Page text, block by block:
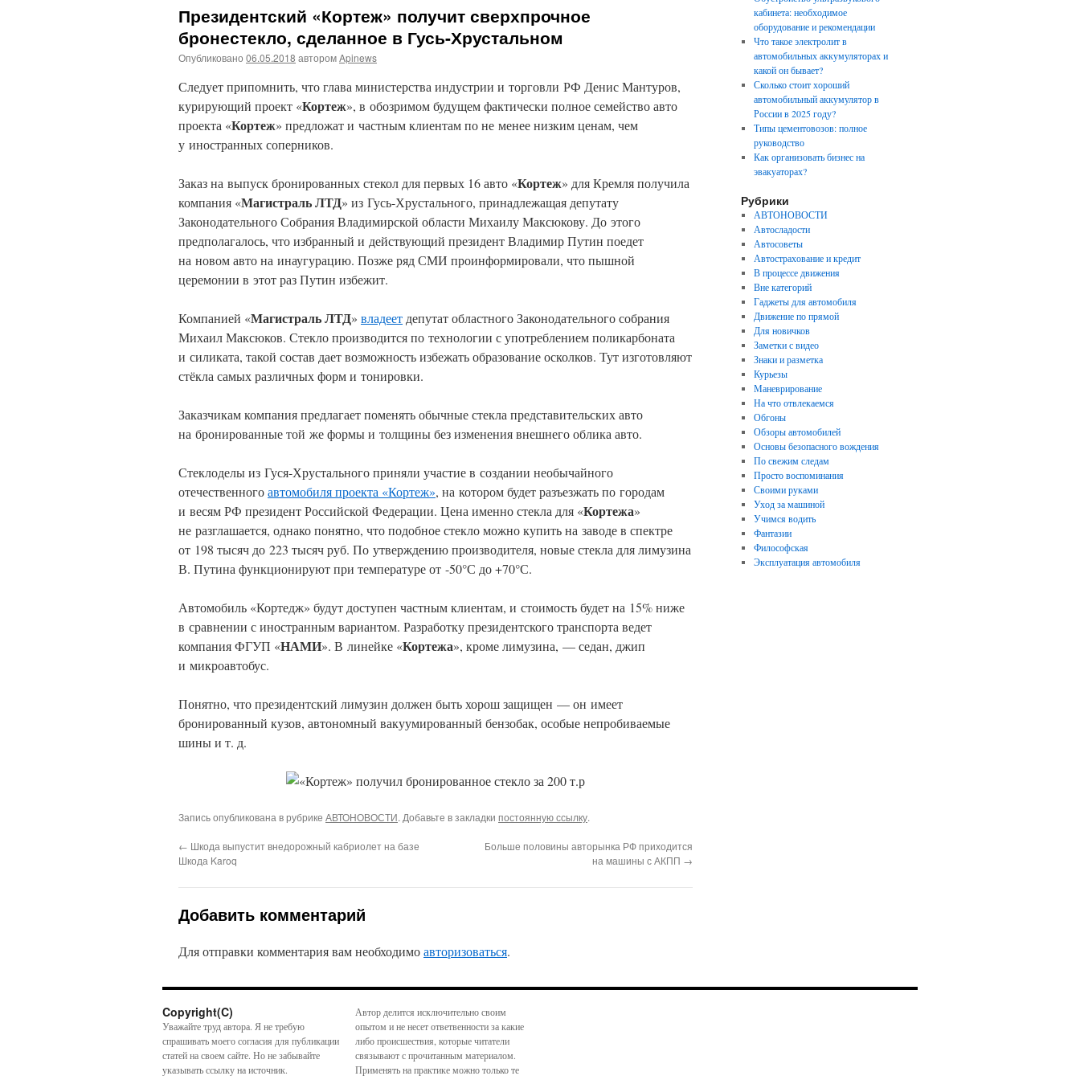
Президентский «Кортеж» получит сверхпрочное
бронестекло, сделанное в Гусь-Хрустальном
Опубликовано 06.05.2018 авторомApinews
Следует припомнить, что глава министерства индустрии и торговли РФ Денис Мантуров,
курирующий проект «Кортеж», в обозримом будущем фактически полное семейство авто
проекта «Кортеж» предложат и частным клиентам по не менее низким ценам, чем
у иностранных соперников.
Заказ на выпуск бронированных стекол для первых 16 авто «Кортеж» для Кремля получила
компания «Магистраль ЛТД» из Гусь-Хрустального, принадлежащая депутату
Законодательного Собрания Владимирской области Михаилу Максюкову. До этого
предполагалось, что избранный и действующий президент Владимир Путин поедет
на новом авто на инаугурацию. Позже ряд СМИ проинформировали, что пышной
церемонии в этот раз Путин избежит.
Компанией «Магистраль ЛТД» владеет депутат областного Законодательного собрания
Михаил Максюков. Стекло производится по технологии с употреблением поликарбоната
и силиката, такой состав дает возможность избежать образование осколков. Тут изготовляют
стёкла самых различных форм и тонировки.
Заказчикам компания предлагает поменять обычные стекла представительских авто
на бронированные той же формы и толщины без изменения внешнего облика авто.
Стеклоделы из Гуся-Хрустального приняли участие в создании необычайного
отечественногоавтомобиля проекта «Кортеж», на котором будет разъезжать по городам
и весям РФ президент Российской Федерации. Цена именно стекла для «Кортежа»
не разглашается, однако понятно, что подобное стекло можно купить на заводе в спектре
от 198 тысяч до 223 тысяч руб. По утверждению производителя, новые стекла для лимузина
В. Путина функционируют при температуре от -50°С до +70°С.
Автомобиль «Кортедж» будут доступен частным клиентам, и стоимость будет на 15% ниже
в сравнении с иностранным вариантом. Разработку президентского транспорта ведет
компания ФГУП «НАМИ». В линейке «Кортежа», кроме лимузина, — седан, джип
и микроавтобус.
Понятно, что президентский лимузин должен быть хорош защищен — он имеет
бронированный кузов, автономный вакуумированный бензобак, особые непробиваемые
шины и т. д.
Запись опубликована в рубрике АВТОНОВОСТИ. Добавьте в закладки постоянную ссылку.
← Шкода выпустит внедорожный кабриолет на базе
Шкода Karoq
Больше половины авторынка РФ приходится
на машины с АКПП →
Добавить комментарий
Для отправки комментария вам необходимоавторизоваться.
кабинета: необходимое
оборудование и рекомендации
Что такое электролит в
автомобильных аккумуляторах и
какой он бывает?
Сколько стоит хороший
автомобильный аккумулятор в
России в 2025 году?
Типы цементовозов: полное
руководство
Как организовать бизнес на
эвакуаторах?
Рубрики
АВТОНОВОСТИ
Автосладости
Автосоветы
Автострахование и кредит
В процессе движения
Вне категорий
Гаджеты для автомобиля
Движение по прямой
Для новичков
Заметки с видео
Знаки и разметка
Курьезы
Маневрирование
На что отвлекаемся
Обгоны
Обзоры автомобилей
Основы безопасного вождения
По свежим следам
Просто воспоминания
Своими руками
Уход за машиной
Учимся водить
Фантазии
Философская
Эксплуатация автомобиля
Copyright(C)
Уважайте труд автора. Я не требую
спрашивать моего согласия для публикации
статей на своем сайте. Но не забывайте
указывать ссылку на источник.
Автор делится исключительно своим
опытом и не несет ответвенности за какие
либо происшествия, которые читатели
связывают с прочитанным материалом.
Применять на практике можно только те